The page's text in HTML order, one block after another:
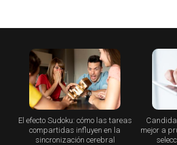
El efecto Sudoku: cómo las tareas
compartidas influyen en la
sincronización cerebral
mejor a